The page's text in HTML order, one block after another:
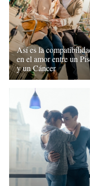
Así es la
en el amor entre un
y un Cáncer